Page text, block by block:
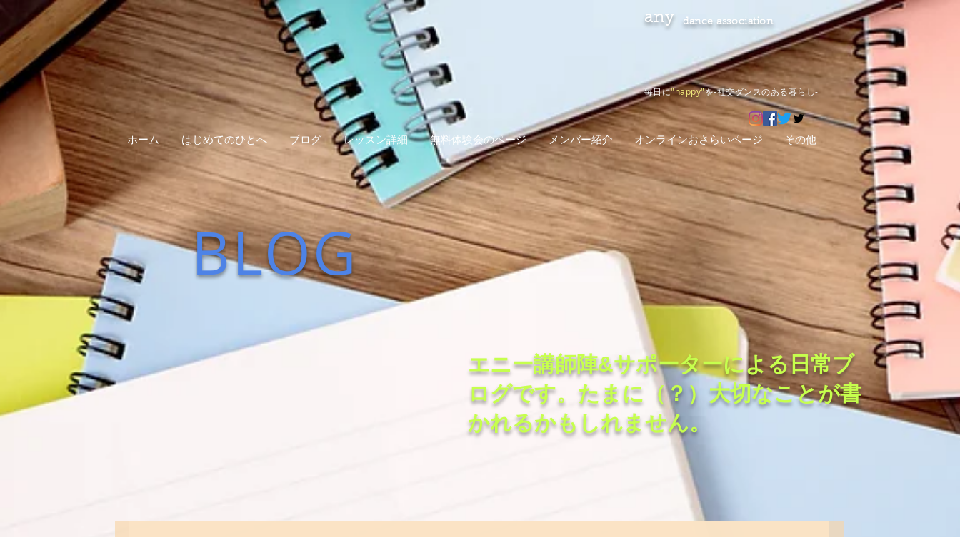
any dance association
毎日に"happy"を-社交ダンスのある暮らし-
ホーム はじめてのひとへ ブログ レッスン詳細 無料体験会のページ メンバー紹介 オンラインおさらいページ その他
BLOG
エニー講師陣&サポーターによる日常ブ
ログです。たまに（？）大切なことが書
かれるかもしれません。